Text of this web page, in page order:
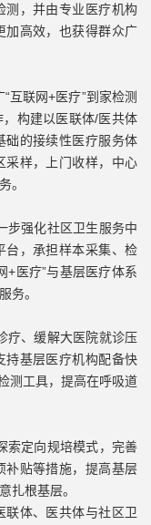
测，并由专业医疗机构
加高效，也获得群众广
联网+医疗”到家检测
构建以医联体/医共体
础的接续性医疗服务体
采样，上门收样，中心
。
强化社区卫生服务中
台，承担样本采集、检
+医疗”与基层医疗体系
务。
、缓解大医院就诊压
持基层医疗机构配备快
测工具，提高在呼吸道
定向规培模式，完善
补贴等措施，提高基层
扎根基层。
联体、医共体与社区卫